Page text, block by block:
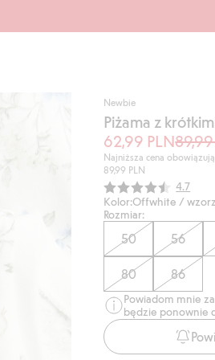
Newbie
Piżama z
62,99 PLN
Najniższa cena
89,99 PLN
4.7
Kolor:Offwhite /
Rozmiar:
50 56
80 86
Powiadom mnie
będzie ponownie